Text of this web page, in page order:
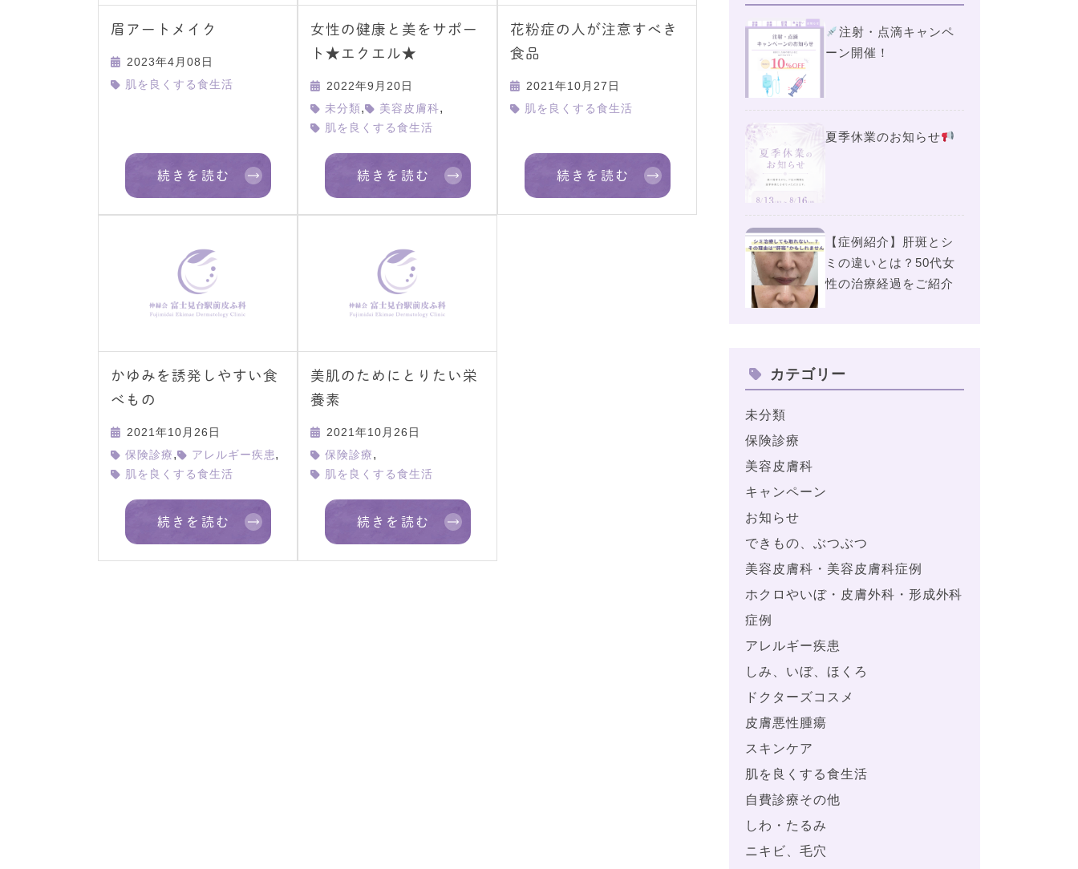
眉アートメイク
2023年4月08日
肌を良くする食生活
続きを読む
女性の健康と美をサポー
ト★エクエル★
2022年9月20日
未分類 , 美容皮膚科,
肌を良くする食生活
続きを読む
花粉症の人が注意すべき
食品
2021年10月27日
肌を良くする食生活
続きを読む
かゆみを誘発しやすい食
べもの
2021年10月26日
保険診療 , アレルギー疾患,
肌を良くする食生活
続きを読む
美肌のためにとりたい栄
養素
2021年10月26日
保険診療 ,
肌を良くする食生活
続きを読む
注射・点滴キャンペ
ーン開催！
夏季休業のお知らせ
【症例紹介】肝斑とシ
ミの違いとは？50代女
性の治療経過をご紹介
カテゴリー
未分類
保険診療
美容皮膚科
キャンペーン
お知らせ
できもの、ぶつぶつ
美容皮膚科・美容皮膚科症例
ホクロやいぼ・皮膚外科・形成外科
症例
アレルギー疾患
しみ、いぼ、ほくろ
ドクターズコスメ
皮膚悪性腫瘍
スキンケア
肌を良くする食生活
自費診療その他
しわ・たるみ
ニキビ、毛穴